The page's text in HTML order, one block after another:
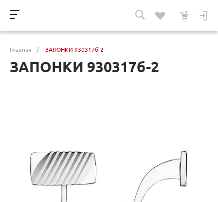
Главная / ЗАПОНКИ 930317б-2
ЗАПОНКИ 930317б-2